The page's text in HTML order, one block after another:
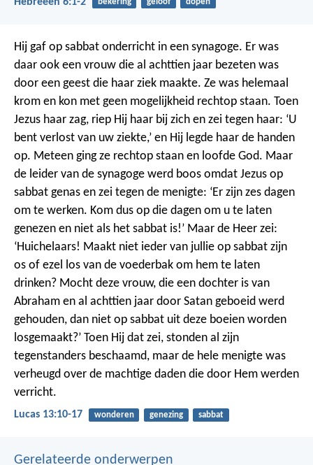
bekering geloof dopen
Hij gaf op sabbat onderricht in een synagoge. Er was
daar ook een vrouw die al achttien jaar bezeten was
door een geest die haar ziek maakte. Ze was helemaal
krom en kon met geen mogelijkheid rechtop staan. Toen
Jezus haar zag, riep Hij haar bij zich en zei tegen haar: ‘U
bent verlost van uw ziekte,’ en Hij legde haar de handen
op. Meteen ging ze rechtop staan en loofde God. Maar
de leider van de synagoge werd boos omdat Jezus op
sabbat genas en zei tegen de menigte: ‘Er zijn zes dagen
om te werken. Kom dus op die dagen om u te laten
genezen en niet als het sabbat is!’ Maar de Heer zei:
‘Huichelaars! Maakt niet ieder van jullie op sabbat zijn
os of ezel los van de voederbak om hem te laten
drinken? Mocht deze vrouw, die een dochter is van
Abraham en al achttien jaar door Satan geboeid werd
gehouden, dan niet op sabbat uit deze boeien worden
losgemaakt?’ Toen Hij dat zei, stonden al zijn
tegenstanders beschaamd, maar de hele menigte was
verheugd over de machtige daden die door Hem werden
verricht.
Lucas 13:10-17 wonderen genezing sabbat
Gerelateerde onderwerpen